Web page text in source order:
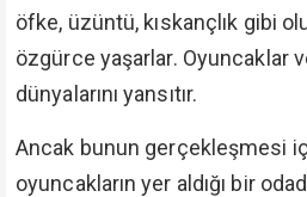
öfke, üzüntü, kıskançlık gibi
özgürce yaşarlar. Oyuncaklar
dünyalarını yansıtır.
Ancak bunun gerçekleşmesi
oyuncakların yer aldığı bir